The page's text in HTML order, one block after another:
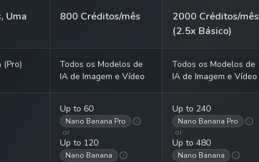
Uma
800 Créditos/mês
2000 Créditos/mês
(2.5x Básico)
(Pro)
Todos os Modelos de
IA de Imagem e Vídeo
Todos os Modelos de
IA de Imagem e Vídeo
Up to 60
Nano Banana Pro
or
Up to 120
Nano Banana
Up to 240
Nano Banana Pro
or
Up to 480
Nano Banana